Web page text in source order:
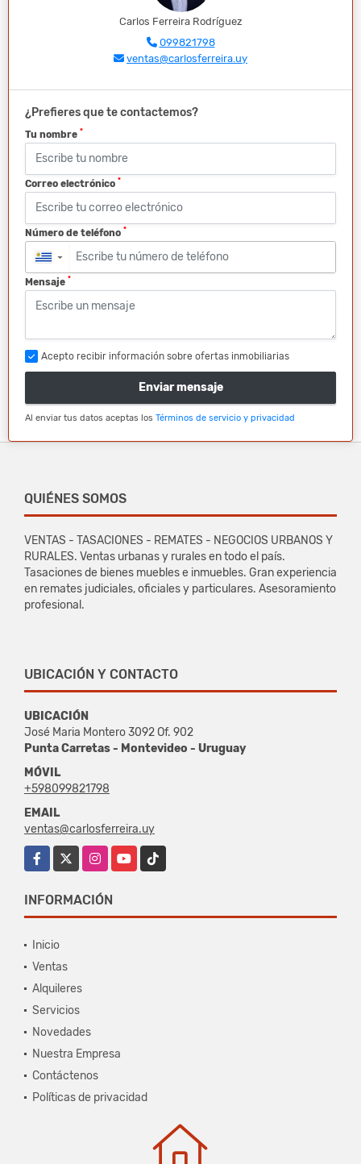
Carlos Ferreira Rodríguez
099821798
ventas@carlosferreira.uy
¿Prefieres que te contactemos?
Tu nombre *
Correo electrónico *
Número de teléfono *
▼
Mensaje *
Acepto recibir información sobre ofertas inmobiliarias
Enviar mensaje
Al enviar tus datos aceptas los Términos de servicio y privacidad
QUIÉNES SOMOS
VENTAS - TASACIONES - REMATES - NEGOCIOS URBANOS Y
RURALES. Ventas urbanas y rurales en todo el país.
Tasaciones de bienes muebles e inmuebles. Gran experiencia
en remates judiciales, oficiales y particulares. Asesoramiento
profesional.
UBICACIÓN Y CONTACTO
UBICACIÓN
José Maria Montero 3092 Of. 902
Punta Carretas - Montevideo - Uruguay
MÓVIL
+598099821798
EMAIL
ventas@carlosferreira.uy
Facebook
InstagramYouTubeTikTok
INFORMACIÓN
Inicio
Ventas
Alquileres
Servicios
Novedades
Nuestra Empresa
Contáctenos
Políticas de privacidad